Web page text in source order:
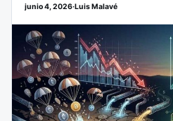
junio 4, 2026·Luis Malavé